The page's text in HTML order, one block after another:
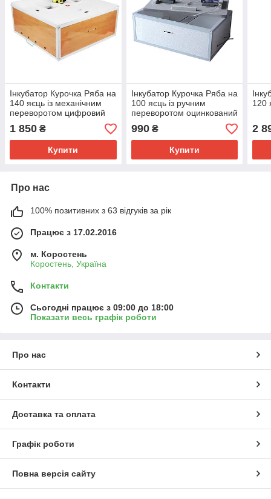
Інкубатор Курочка Ряба на
140 яєць із механічним
переворотом цифровий
1 850 ₴
Купити
Інкубатор Курочка Ряба на
100 яєць із ручним
переворотом оцинкований
990₴
Купити
120
2
Про нас
100% позитивних з 63 відгуків за рік
Працює з 17.02.2016
м. Коростень
Коростень, Україна
Контакти
Сьогодні працює з 09:00 до 18:00
Показати весь графік роботи
Про нас
Контакти
Доставка та оплата
Графік роботи
Повна версія сайту